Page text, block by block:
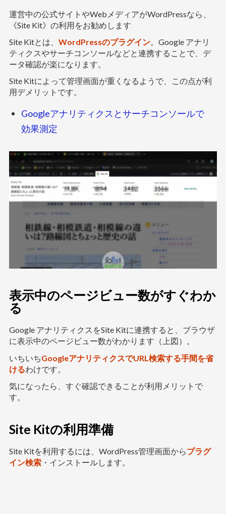
運営中の公式サイトやWebメディアがWordPressなら、
《Site Kit》の利用をお勧めします
Site Kitとは、 WordPressのプラグイン。Google アナリ
ティクスやサーチコンソールなどと連携することで、デ
ータ確認が楽になります。
Site Kitによって管理画面が重くなるようで、この点が利
用デメリットです。
Googleアナリティクスとサーチコンソールで
効果測定
表示中のページビュー数がすぐわか
る
Google アナリティクスをSite Kitに連携すると、ブラウザ
に表示中のページビュー数がわかります（上図）。
いちいちGoogleアナリティクスでURL検索する手間を省
けるわけです。
気になったら、すぐ確認できることが利用メリットで
す。
Site Kitの利用準備
Site Kitを利用するには、WordPress管理画面からプラグ
イン検索・インストールします。